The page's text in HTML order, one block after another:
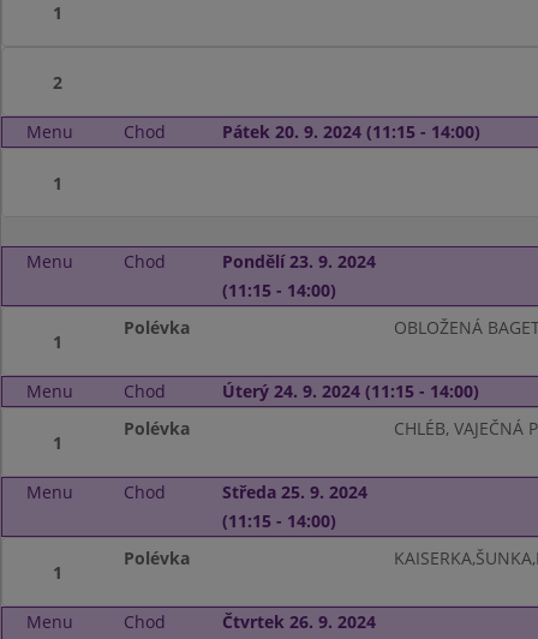
1
2
Menu Chod Pátek 20. 9. 2024 (11:15 - 14:00)
1
Menu Chod
Pondělí 23. 9. 2024
(11:15 - 14:00)
1
Polévka OBLOŽENÁ
Menu Chod Úterý 24. 9. 2024 (11:15 - 14:00)
1
Polévka CHLÉB, VAJEČNÁ
Menu Chod
Středa 25. 9. 2024
(11:15 - 14:00)
1
Polévka
Menu Chod Čtvrtek 26. 9. 2024